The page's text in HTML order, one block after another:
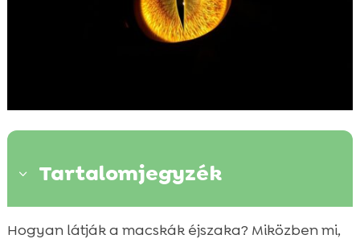
3 Tartalomjegyzék
 Miért képesek a macskák éjjel látni?
Hogyan látják a macskák éjszaka? Miközben mi,